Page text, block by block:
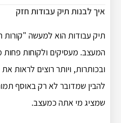
איך לבנות תיק עבודות חזק
תיק עבודות הוא למעשה "קורות
המעצב. מעסיקים ולקוחות פחות
ובכותרות, ויותר רוצים לראות
להבין שמדובר לא רק באוסף
שמציג מי אתה כמעצב.